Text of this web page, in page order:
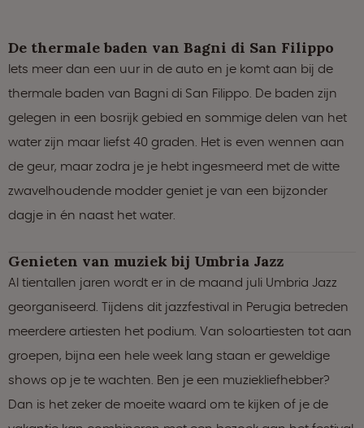
De thermale baden van Bagni di San Filippo
Iets meer dan een uur in de auto en je komt aan bij de
thermale baden van Bagni di San Filippo. De baden zijn
gelegen in een bosrijk gebied en sommige delen van het
water zijn maar liefst 40 graden. Het is even wennen aan
de geur, maar zodra je je hebt ingesmeerd met de witte
zwavelhoudende modder geniet je van een bijzonder
dagje in én naast het water.
Genieten van muziek bij Umbria Jazz
Al tientallen jaren wordt er in de maand juli Umbria Jazz
georganiseerd. Tijdens dit jazzfestival in Perugia betreden
meerdere artiesten het podium. Van soloartiesten tot aan
groepen, bijna een hele week lang staan er geweldige
shows op je te wachten. Ben je een muziekliefhebber?
Dan is het zeker de moeite waard om te kijken of je de